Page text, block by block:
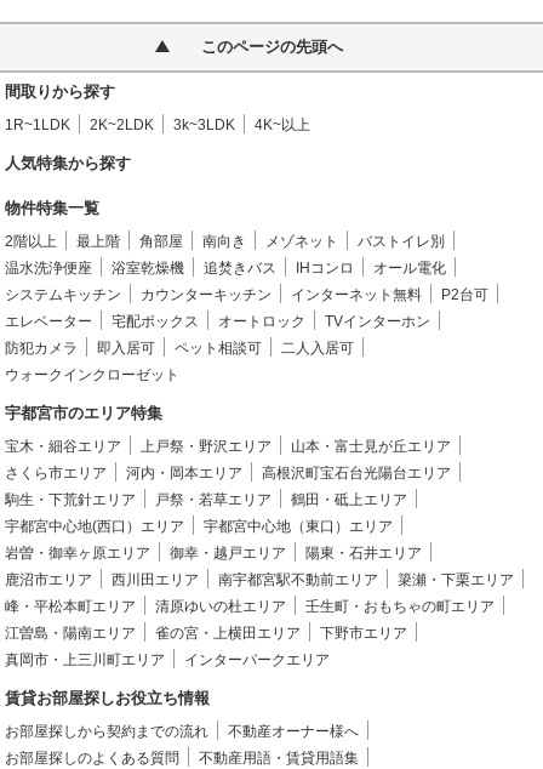
このページの先頭へ
間取りから探す
1R~1LDK 2K~2LDK 3k~3LDK 4K~以上
人気特集から探す
物件特集一覧
2階以上 最上階 角部屋 南向き メゾネット
バストイレ別
温水洗浄便座
浴室乾燥機 追焚きバス IHコンロ
オール電化
システムキッチン
カウンターキッチン インターネット無料
P2台可
エレベーター
宅配ボックス オートロック
TVインターホン
防犯カメラ
即入居可 ペット相談可
二人入居可
ウォークインクローゼット
宇都宮市のエリア特集
宝木・細谷エリア 上戸祭・野沢エリア
山本・富士見が丘エリア
さくら市エリア
河内・岡本エリア
高根沢町宝石台光陽台エリア
駒生・下荒針エリア
戸祭・若草エリア
鶴田・砥上エリア
宇都宮中心地(西口）エリア
宇都宮中心地（東口）エリア
岩曽・御幸ヶ原エリア
御幸・越戸エリア
陽東・石井エリア
鹿沼市エリア
西川田エリア 南宇都宮駅不動前エリア
簗瀬・下栗エリア
峰・平松本町エリア
清原ゆいの杜エリア
壬生町・おもちゃの町エリア
江曽島・陽南エリア
雀の宮・上横田エリア
下野市エリア
真岡市・上三川町エリア
インターパークエリア
賃貸お部屋探しお役立ち情報
お部屋探しから契約までの流れ
不動産オーナー様へ
お部屋探しのよくある質問
不動産用語・賃貸用語集